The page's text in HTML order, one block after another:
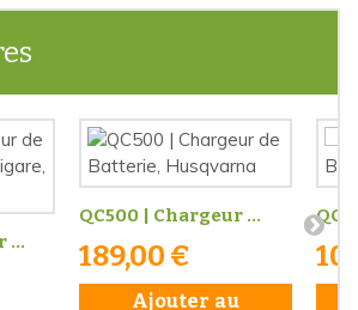
...
QC500 | Chargeur ...
189,00 €
Ajouter au